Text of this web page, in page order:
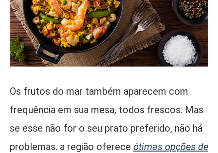
Os frutos do mar também aparecem com
frequência em sua mesa, todos frescos. Mas
se esse não for o seu prato preferido, não há
problemas. a região oferece ótimas opções de